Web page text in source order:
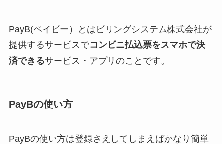
PayB(ペイビー）とはビリングシステム株式会社が
提供するサービスでコンビニ払込票をスマホで決
済できるサービス・アプリのことです。
PayBの使い方
PayBの使い方は登録さえしてしまえばかなり簡単